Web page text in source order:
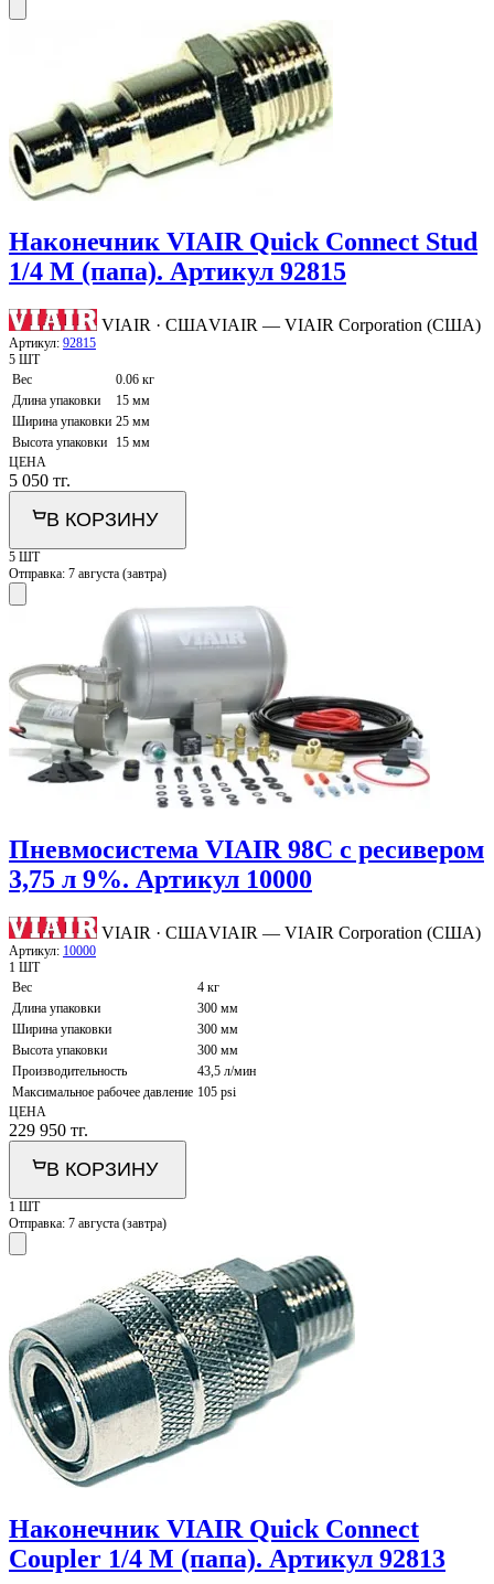
Наконечник VIAIR Quick Connect Stud
1/4 M (папа). Артикул 92815
VIAIR · СШАVIAIR — VIAIR Corporation (США)
Артикул: 92815
5 ШТ
Вес
0.06 кг
Длина упаковки
15 мм
Ширина упаковки 25 мм
Высота упаковки
15 мм
ЦЕНА
5 050 тг.
В КОРЗИНУ
5 ШТ
Отправка: 7 августа (завтра)
Пневмосистема VIAIR 98С с ресивером
3,75 л 9%. Артикул 10000
VIAIR · СШАVIAIR — VIAIR Corporation (США)
Артикул: 10000
1 ШТ
Вес
4 кг
Длина упаковки
300 мм
Ширина упаковки
300 мм
Высота упаковки
300 мм
Производительность
43,5 л/мин
Максимальное рабочее давление 105 psi
ЦЕНА
229 950 тг.
В КОРЗИНУ
1 ШТ
Отправка: 7 августа (завтра)
Наконечник VIAIR Quick Connect
Coupler 1/4 M (папа). Артикул 92813